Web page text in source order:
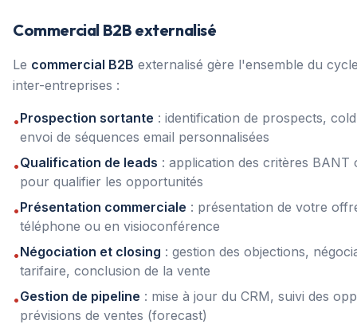
Commercial B2B externalisé
Le commercial B2B externalisé gère l'ensemble du
inter-entreprises :
•Prospection sortante : identification de prospects,
envoi de séquences email personnalisées
•Qualification de leads : application des critères BANT
pour qualifier les opportunités
•Présentation commerciale : présentation de votre
téléphone ou en visioconférence
•Négociation et closing : gestion des objections,
tarifaire, conclusion de la vente
•Gestion de pipeline : mise à jour du CRM, suivi des
prévisions de ventes (forecast)